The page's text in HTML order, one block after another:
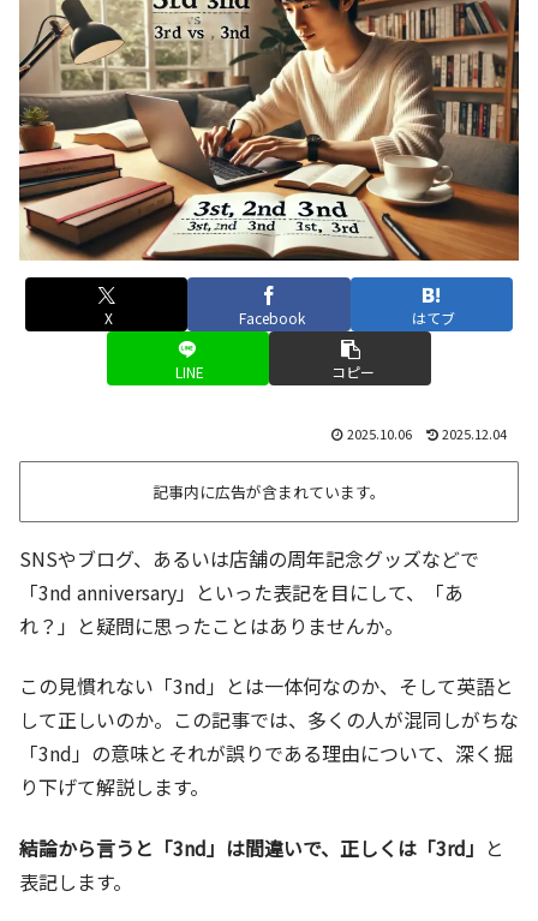
X Facebook はてブ
LINE コピー
2025.10.06 2025.12.04
記事内に広告が含まれています。
SNSやブログ、あるいは店舗の周年記念グッズなどで
「3nd anniversary」といった表記を目にして、「あ
れ？」と疑問に思ったことはありませんか。
この見慣れない「3nd」とは一体何なのか、そして英語と
して正しいのか。この記事では、多くの人が混同しがちな
「3nd」の意味とそれが誤りである理由について、深く掘
り下げて解説します。
結論から言うと「3nd」は間違いで、正しくは「3rd」 と
表記します。